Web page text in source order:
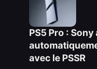
PS5 Pro :
avec le PSSR